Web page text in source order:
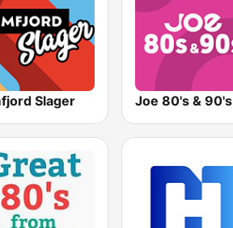
Slager Joe 80's & 90's